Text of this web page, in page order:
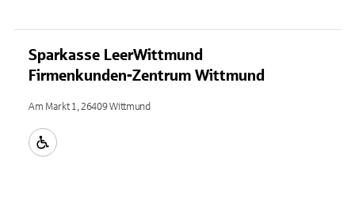
Sparkasse LeerWittmund
Firmenkunden-Zentrum Wittmund
Am Markt 1, 26409 Wittmund